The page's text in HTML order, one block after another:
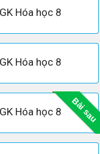
Hóa học 8
Hóa học 8
Bài sau
Hóa học 8